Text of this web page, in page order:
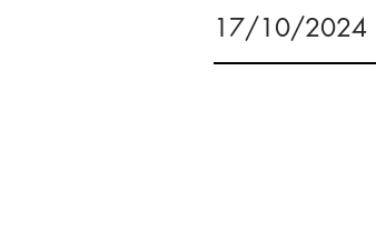
17/10/2024